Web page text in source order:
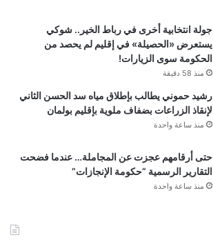
جولة انتخابية أخرى في رباط الخير.. شوكي
يستعرض «الحصيلة» في إقليم لم يحصد من
الحكومة سوى الزيارات!
منذ 58 دقيقة
رشيد حموني يطالب بإطلاق مياه سد الحسن الثاني
لإنقاذ الزراعات بضفاف ملوية بإقليم بولمان
منذ ساعة واحدة
حتى أرقامهم عجزت عن المجاملة… عندما فضحت
التقارير الرسمية “حكومة الإنجازات”
منذ ساعة واحدة